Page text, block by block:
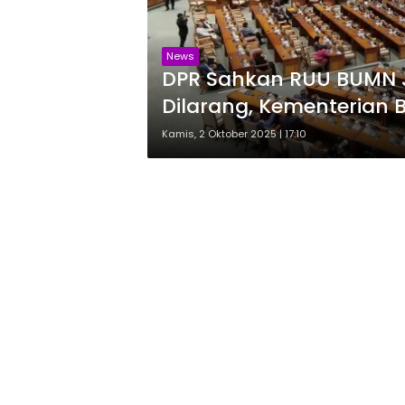
News
DPR Sahkan RUU
Dilarang, Kementerian
Kamis, 2 Oktober 2025 | 17:10